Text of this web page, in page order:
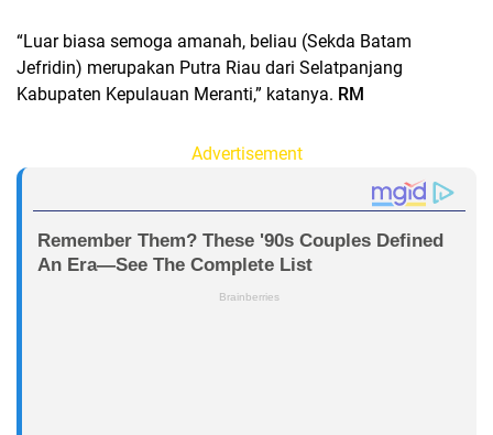
“Luar biasa semoga amanah, beliau (Sekda Batam
Jefridin) merupakan Putra Riau dari Selatpanjang
Kabupaten Kepulauan Meranti,” katanya. RM
Advertisement